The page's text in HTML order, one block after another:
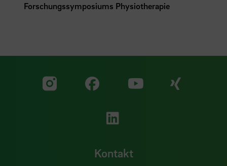
Forschungssymposiums Physiotherapie
Zu unserer Facebook
Zu
Zu unserer
Kontakt